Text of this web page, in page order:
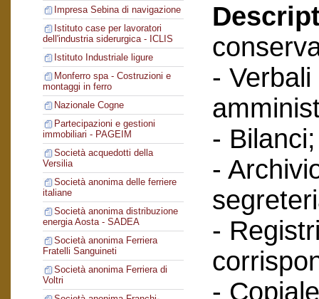
Impresa Sebina di navigazione
Istituto case per lavoratori
dell'industria siderurgica - ICLIS
Istituto Industriale ligure
Monferro spa - Costruzioni e
montaggi in ferro
Nazionale Cogne
Partecipazioni e gestioni
immobiliari - PAGEIM
Società acquedotti della
Versilia
Società anonima delle ferriere
italiane
Società anonima distribuzione
energia Aosta - SADEA
Società anonima Ferriera
Fratelli Sanguineti
Società anonima Ferriera di
Voltri
-
- Bilanci;
-
-
-